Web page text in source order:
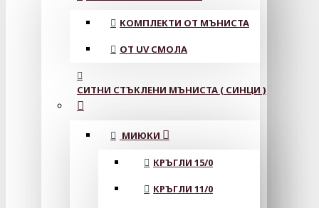
КОМПЛЕКТИ ОТ МЪНИСТА
ОТ UV СМОЛА
СИТНИ СТЪКЛЕНИ МЪНИСТА ( СИНЦИ )
МИЮКИ
КРЪГЛИ 15/0
КРЪГЛИ 11/0